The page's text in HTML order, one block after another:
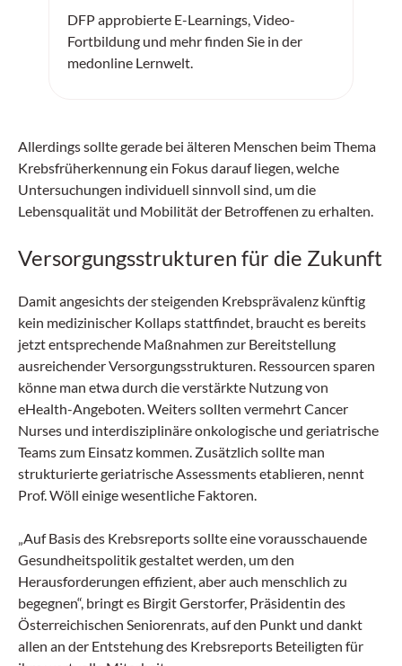
DFP approbierte E-Learnings, Video-
Fortbildung und mehr finden Sie in der
medonline Lernwelt.
Allerdings sollte gerade bei älteren Menschen beim Thema
Krebsfrüherkennung ein Fokus darauf liegen, welche
Untersuchungen individuell sinnvoll sind, um die
Lebensqualität und Mobilität der Betroffenen zu erhalten.
Versorgungsstrukturen für die Zukunft
Damit angesichts der steigenden Krebsprävalenz künftig
kein medizinischer Kollaps stattfindet, braucht es bereits
jetzt entsprechende Maßnahmen zur Bereitstellung
ausreichender Versorgungsstrukturen. Ressourcen sparen
könne man etwa durch die verstärkte Nutzung von
eHealth-Angeboten. Weiters sollten vermehrt Cancer
Nurses und interdisziplinäre onkologische und geriatrische
Teams zum Einsatz kommen. Zusätzlich sollte man
strukturierte geriatrische Assessments etablieren, nennt
Prof. Wöll einige wesentliche Faktoren.
„Auf Basis des Krebsreports sollte eine vorausschauende
Gesundheitspolitik gestaltet werden, um den
Herausforderungen effizient, aber auch menschlich zu
begegnen“, bringt es Birgit Gerstorfer, Präsidentin des
Österreichischen Seniorenrats, auf den Punkt und dankt
allen an der Entstehung des Krebsreports Beteiligten für